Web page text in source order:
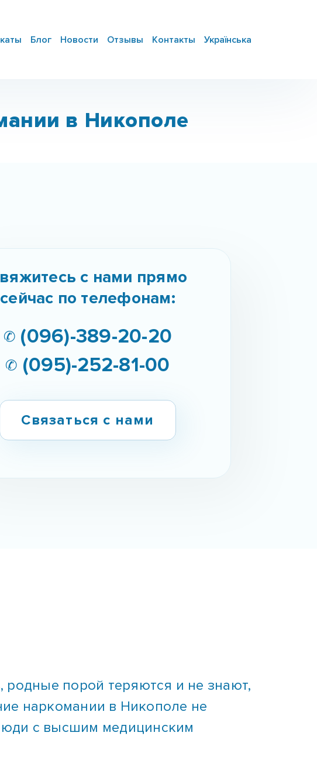
Блог Новости Отзывы Контакты Українська
в Никополе
с нами прямо
сейчас по телефонам:
✆ (096)-389-20-20
✆ (095)-252-81-00
Связаться с нами
родные порой теряются и не знают,
наркомании в Никополе не
с высшим медицинским